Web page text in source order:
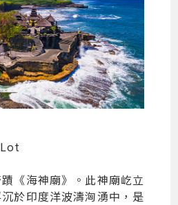
《海神廟》。此神廟屹立
於印度洋波濤洶湧中，是